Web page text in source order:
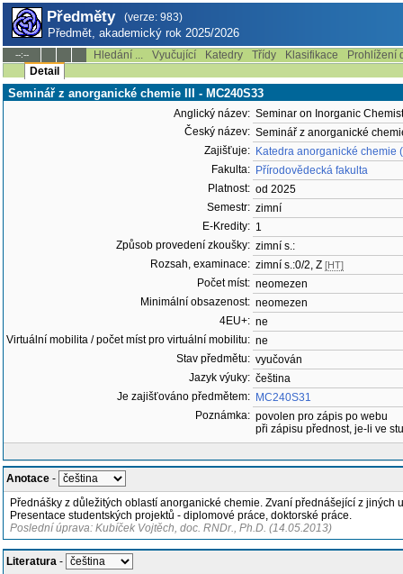
Předměty (verze: 983)
Předmět, akademický rok 2025/2026
--:-- Hledání ... Vyučující Katedry Třídy Klasifikace
Prohlížení
Detail
Seminář z anorganické chemie III - MC240S33
Anglický název: Seminar on Inorganic
Český název: Seminář z anorganické
Zajišťuje: Katedra anorganické chemie
Fakulta: Přírodovědecká fakulta
Platnost: od 2025
Semestr: zimní
E-Kredity: 1
Způsob provedení zkoušky: zimní s.:
Rozsah, examinace: zimní s.:0/2, Z [HT]
Počet míst: neomezen
Minimální obsazenost: neomezen
4EU+: ne
Virtuální mobilita / počet míst pro virtuální mobilitu: ne
Stav předmětu: vyučován
Jazyk výuky: čeština
Je zajišťováno předmětem: MC240S31
Poznámka: povolen pro zápis po webu
při zápisu přednost, je-li ve
Anotace -
Přednášky z důležitých oblastí anorganické chemie. Zvaní přednášející z jiných
Presentace studentských projektů - diplomové práce, doktorské práce.
Poslední úprava: Kubíček Vojtěch, doc. RNDr., Ph.D. (14.05.2013)
Literatura -